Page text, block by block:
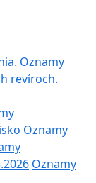
Oznamy
revíroch.
Oznamy
Oznamy